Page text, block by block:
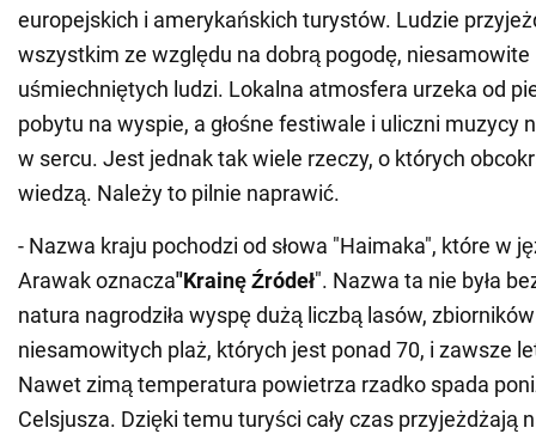
europejskich i amerykańskich turystów. Ludzie
wszystkim ze względu na dobrą pogodę, niesamowite
uśmiechniętych ludzi. Lokalna atmosfera urzeka od
pobytu na wyspie, a głośne festiwale i uliczni muzycy
w sercu. Jest jednak tak wiele rzeczy, o których
wiedzą. Należy to pilnie naprawić.
- Nazwa kraju pochodzi od słowa "Haimaka", które w
Arawak oznacza"Krainę Źródeł". Nazwa ta nie była
natura nagrodziła wyspę dużą liczbą lasów,
niesamowitych plaż, których jest ponad 70, i zawsze
Nawet zimą temperatura powietrza rzadko spada
Celsjusza. Dzięki temu turyści cały czas przyjeżdżają